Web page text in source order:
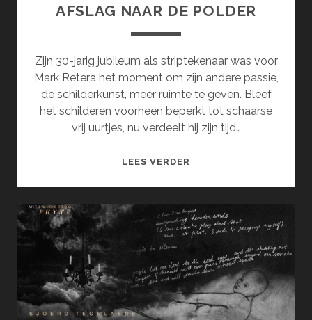
AFSLAG NAAR DE POLDER
Zijn 30-jarig jubileum als striptekenaar was voor
Mark Retera het moment om zijn andere passie,
de schilderkunst, meer ruimte te geven. Bleef
het schilderen voorheen beperkt tot schaarse
vrij uurtjes, nu verdeelt hij zijn tijd…
LEES VERDER
POLDER